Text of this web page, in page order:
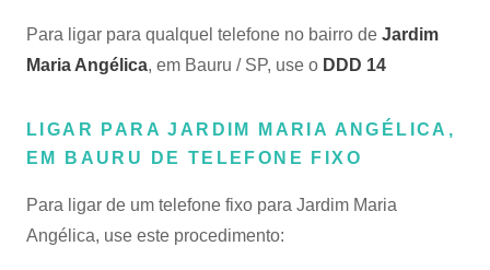
Para ligar para qualquel telefone no bairro de Jardim
Maria Angélica, em Bauru / SP, use o DDD 14
LIGAR PARA JARDIM MARIA ANGÉLICA,
EM BAURU DE TELEFONE FIXO
Para ligar de um telefone fixo para Jardim Maria
Angélica, use este procedimento: